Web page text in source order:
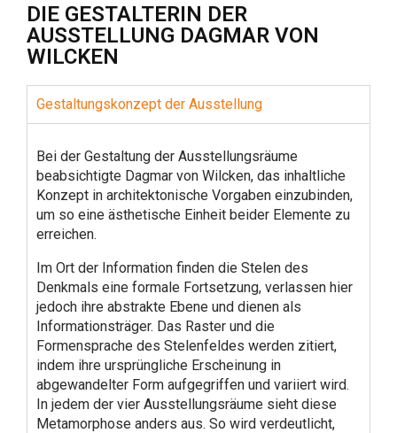
DIE GESTALTERIN DER
AUSSTELLUNG DAGMAR VON
WILCKEN
Gestaltungskonzept der Ausstellung
Bei der Gestaltung der Ausstellungsräume
beabsichtigte Dagmar von Wilcken, das inhaltliche
Konzept in architektonische Vorgaben einzubinden,
um so eine ästhetische Einheit beider Elemente zu
erreichen.
Im Ort der Information finden die Stelen des
Denkmals eine formale Fortsetzung, verlassen hier
jedoch ihre abstrakte Ebene und dienen als
Informationsträger. Das Raster und die
Formensprache des Stelenfeldes werden zitiert,
indem ihre ursprüngliche Erscheinung in
abgewandelter Form aufgegriffen und variiert wird.
In jedem der vier Ausstellungsräume sieht diese
Metamorphose anders aus. So wird verdeutlicht,